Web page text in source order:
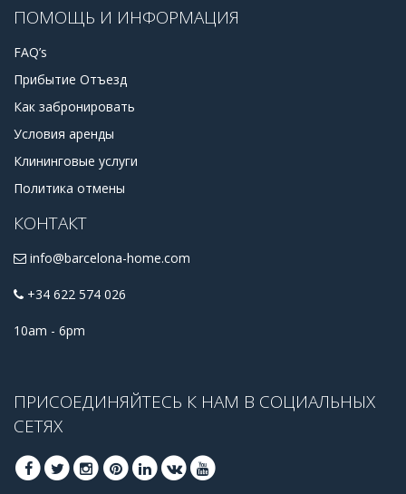
ПОМОЩЬ И ИНФОРМАЦИЯ
FAQ’s
Прибытие Отъезд
Как забронировать
Условия аренды
Клининговые услуги
Политика отмены
КОНТАКТ
info@barcelona-home.com
+34 622 574 026
10am - 6pm
ПРИСОЕДИНЯЙТЕСЬ К НАМ В СОЦИАЛЬНЫХ
СЕТЯХ